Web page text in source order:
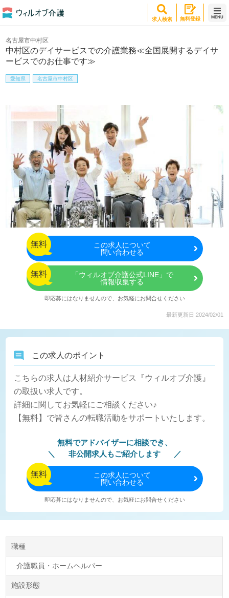
求人検索 無料登録 MENU
中村区のデイサービスでの介護業務≪全国展開するデイサ
ービスでのお仕事です≫
名古屋市中村区
愛知県 名古屋市中村区
無料 この求人について
問い合わせる
無料
「ウィルオブ介護公式LINE」で
情報収集する
即応募にはなりませんので、お気軽にお問合せください
最新更新日:2024/02/01
この求人のポイント
こちらの求人は人材紹介サービス『ウィルオブ介護』
の取扱い求人です。
詳細に関してお気軽にご相談ください♪
【無料】で皆さんの転職活動をサポートいたします。
無料でアドバイザーに相談でき、
非公開求人もご紹介します
無料 この求人について
問い合わせる
即応募にはなりませんので、お気軽にお問合せください
職種
介護職員・ホームヘルパー
施設形態